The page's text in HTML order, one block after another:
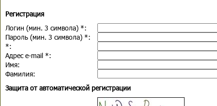
Регистрация
Логин (мин. 3 символа) *:
Пароль (мин. 3 символа) *:
*:
Адрес e-mail *:
Имя:
Фамилия:
Защита от автоматической регистрации